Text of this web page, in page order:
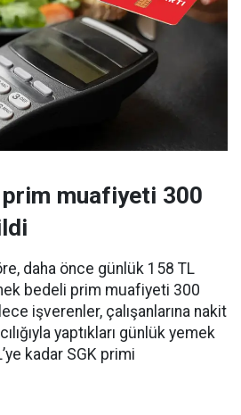
muafiyeti 300
daha önce günlük 158 TL
bedeli prim muafiyeti 300
işverenler, çalışanlarına nakit
yaptıkları günlük yemek
kadar SGK primi